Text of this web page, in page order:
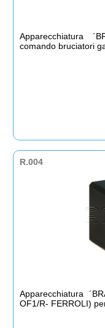
Apparecchiatura
comando bruciatori
R.004
Apparecchiatura
OF1/R- FERROLI)